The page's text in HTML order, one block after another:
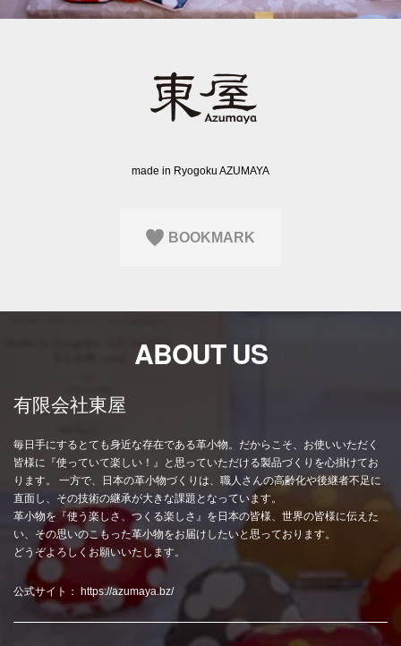
データ
MEMBER
ログイン
会員登録
made in Ryogoku AZUMAYA
BOOKMARK
ABOUT US
有限会社東屋
毎日手にするとても身近な存在である革小物。だからこそ、お使いいただく
皆様に『使っていて楽しい！』と思っていただける製品づくりを心掛けてお
ります。 一方で、日本の革小物づくりは、職人さんの高齢化や後継者不足に
直面し、その技術の継承が大きな課題となっています。
革小物を『使う楽しさ、つくる楽しさ』を日本の皆様、世界の皆様に伝えた
い、その思いのこもった革小物をお届けしたいと思っております。
どうぞよろしくお願いいたします。
公式サイト： https://azumaya.bz/